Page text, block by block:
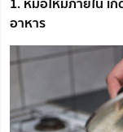
อาหาร